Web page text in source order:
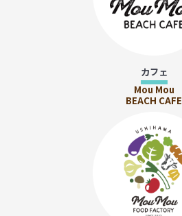
カフェ
Mou Mou
BEACH CAFE